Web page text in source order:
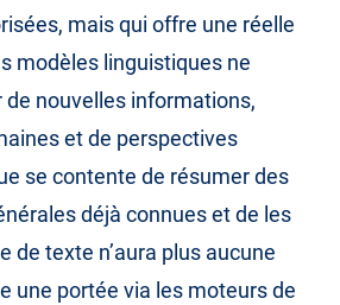
mais qui offre une réelle
modèles linguistiques ne
nouvelles informations,
et de perspectives
se contente de résumer des
déjà connues et de les
de texte n’aura plus aucune
une portée via les moteurs de